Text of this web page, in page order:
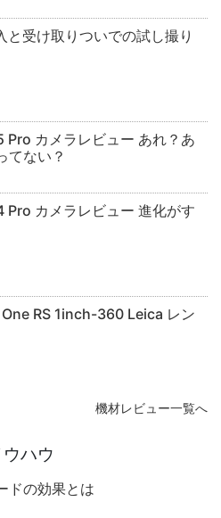
と受け取りついでの試し撮り
Pro カメラレビュー あれ？あ
てない？
Pro カメラレビュー 進化がす
RS 1inch-360 Leica レン
機材レビュー一覧へ
ハウ
ドの効果とは